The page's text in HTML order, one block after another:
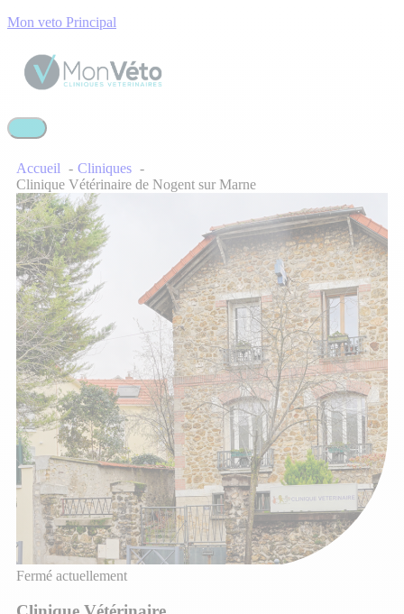
Mon veto Principal
Accueil
Cliniques
Clinique Vétérinaire de Nogent sur Marne
Fermé actuellement